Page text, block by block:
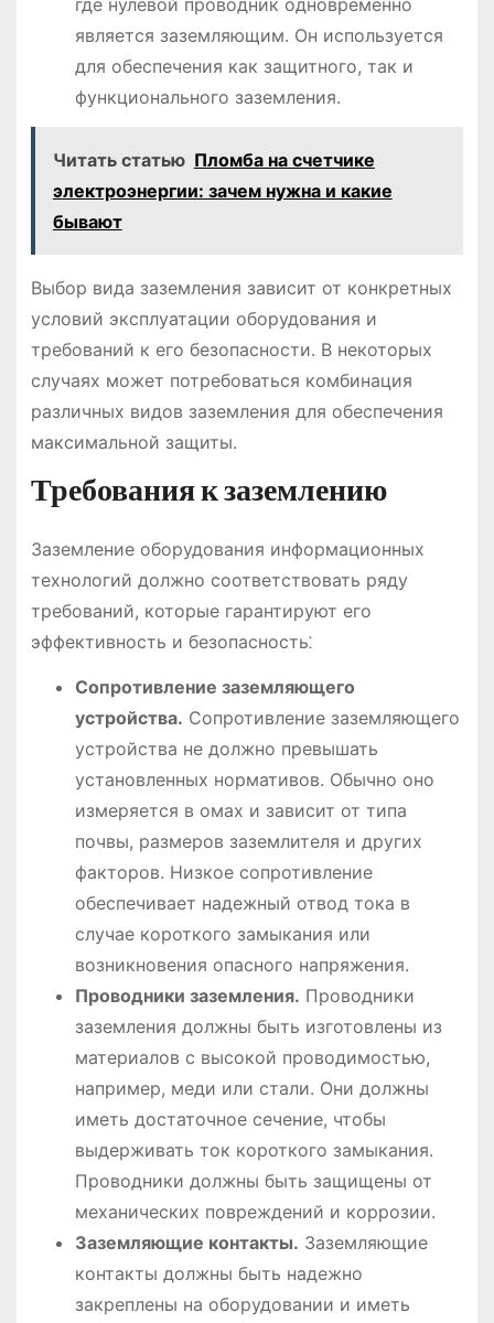
является заземляющим. Он используется
для обеспечения как защитного, так и
функционального заземления.
Читать статью Пломба на счетчике
электроэнергии: зачем нужна и какие
бывают
Выбор вида заземления зависит от конкретных
условий эксплуатации оборудования и
требований к его безопасности. В некоторых
случаях может потребоваться комбинация
различных видов заземления для обеспечения
максимальной защиты.
Требования к заземлению
Заземление оборудования информационных
технологий должно соответствовать ряду
требований, которые гарантируют его
эффективность и безопасность⁚
Сопротивление заземляющего
устройства. Сопротивление заземляющего
устройства не должно превышать
установленных нормативов. Обычно оно
измеряется в омах и зависит от типа
почвы, размеров заземлителя и других
факторов. Низкое сопротивление
обеспечивает надежный отвод тока в
случае короткого замыкания или
возникновения опасного напряжения.
Проводники заземления. Проводники
заземления должны быть изготовлены из
материалов с высокой проводимостью,
например, меди или стали. Они должны
иметь достаточное сечение, чтобы
выдерживать ток короткого замыкания.
Проводники должны быть защищены от
механических повреждений и коррозии.
Заземляющие контакты. Заземляющие
контакты должны быть надежно
закреплены на оборудовании и иметь